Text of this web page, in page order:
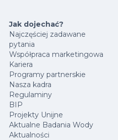
Jak dojechać?
Najczęściej zadawane
pytania
Współpraca marketingowa
Kariera
Programy partnerskie
Nasza kadra
Regulaminy
BIP
Projekty Unijne
Aktualne Badania Wody
Aktualności